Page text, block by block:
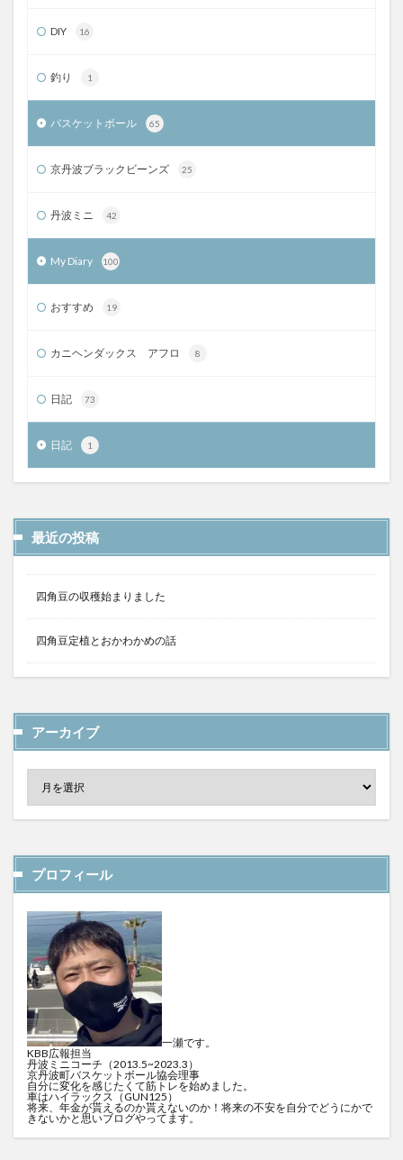
DIY 16
釣り 1
バスケットボール 65
京丹波ブラックビーンズ 25
丹波ミニ 42
My Diary 100
おすすめ 19
カニヘンダックス アフロ 8
日記 73
日記 1
最近の投稿
四角豆の収穫始まりました
四角豆定植とおかわかめの話
アーカイブ
プロフィール
一瀬です。
KBB広報担当
丹波ミニコーチ（2013.5~2023.3）
京丹波町バスケットボール協会理事
自分に変化を感じたくて筋トレを始めました。
車はハイラックス（GUN125）
将来、年金が貰えるのか貰えないのか！将来の不安を自分でどうにかで
きないかと思いブログやってます。